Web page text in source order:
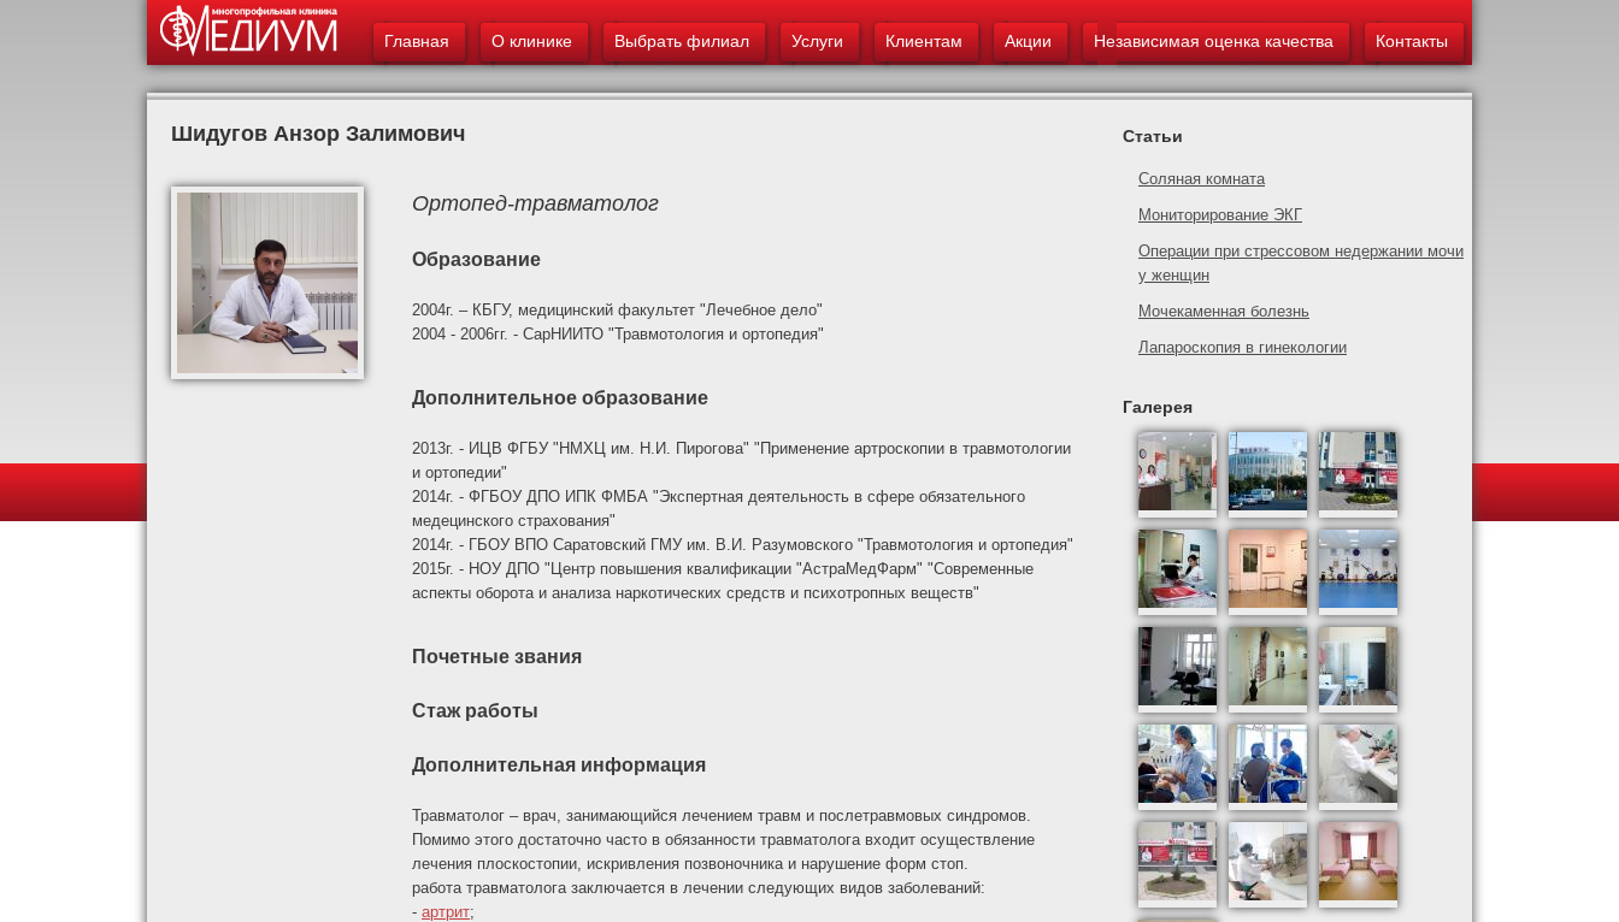
содержанию
Главная
О клинике Выбрать филиал Услуги Клиентам Акции Независимая оценка качества Контакты
Шидугов Анзор Залимович
Ортопед-травматолог
Образование
2004г. – КБГУ, медицинский факультет "Лечебное дело"
2004 - 2006гг. - СарНИИТО "Травмотология и ортопедия"
Дополнительное образование
2013г. - ИЦВ ФГБУ "НМХЦ им. Н.И. Пирогова" "Применение артроскопии в травмотологии
и ортопедии"
2014г. - ФГБОУ ДПО ИПК ФМБА "Экспертная деятельность в сфере обязательного
медецинского страхования"
2014г. - ГБОУ ВПО Саратовский ГМУ им. В.И. Разумовского "Травмотология и ортопедия"
2015г. - НОУ ДПО "Центр повышения квалификации "АстраМедФарм" "Современные
аспекты оборота и анализа наркотических средств и психотропных веществ"
Почетные звания
Стаж работы
Дополнительная информация
Травматолог – врач, занимающийся лечением травм и послетравмовых синдромов.
Помимо этого достаточно часто в обязанности травматолога входит осуществление
лечения плоскостопии, искривления позвоночника и нарушение форм стоп.
работа травматолога заключается в лечении следующих видов заболеваний:
- артрит;
Статьи
Соляная комната
Мониторирование ЭКГ
Операции при стрессовом недержании мочи
у женщин
Мочекаменная болезнь
Лапароскопия в гинекологии
Галерея